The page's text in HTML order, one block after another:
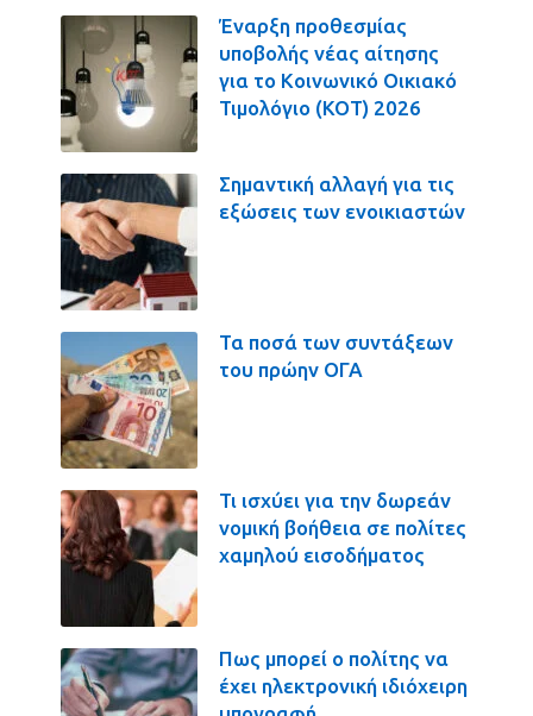
Έναρξη προθεσμίας
υποβολής νέας αίτησης
για το Κοινωνικό Οικιακό
Τιμολόγιο (ΚΟΤ) 2026
Σημαντική αλλαγή για τις
εξώσεις των ενοικιαστών
Τα ποσά των συντάξεων
του πρώην ΟΓΑ
Τι ισχύει για την δωρεάν
νομική βοήθεια σε πολίτες
χαμηλού εισοδήματος
Πως μπορεί ο πολίτης να
έχει ηλεκτρονική ιδιόχειρη